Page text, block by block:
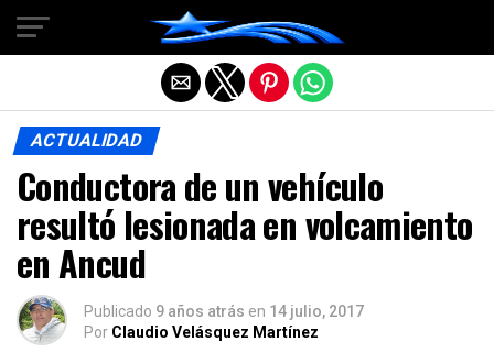
ACTUALIDAD
Conductora de un vehículo
resultó lesionada en volcamiento
en Ancud
Publicado 9 años atrás en 14 julio, 2017
Por Claudio Velásquez Martínez
Salir de la versión móvil